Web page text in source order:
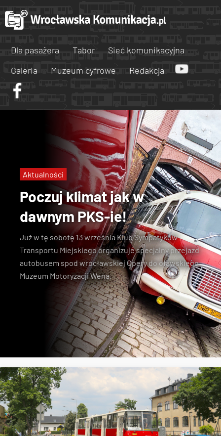
Dla pasażera Tabor
Sieć komunikacyjna
Galeria
Muzeum cyfrowe Redakcja
Poczuj klimat jak w
dawnym PKS-ie!
Już w tę sobotę 13 września Klub Sympatyków
Transportu Miejskiego organizuje specjalny przejazd
autobusem spod wrocławskiej Opery do oławskiego
Muzeum Motoryzacji Wena.
Aktualności
KSTM
zabytkowe autobusy